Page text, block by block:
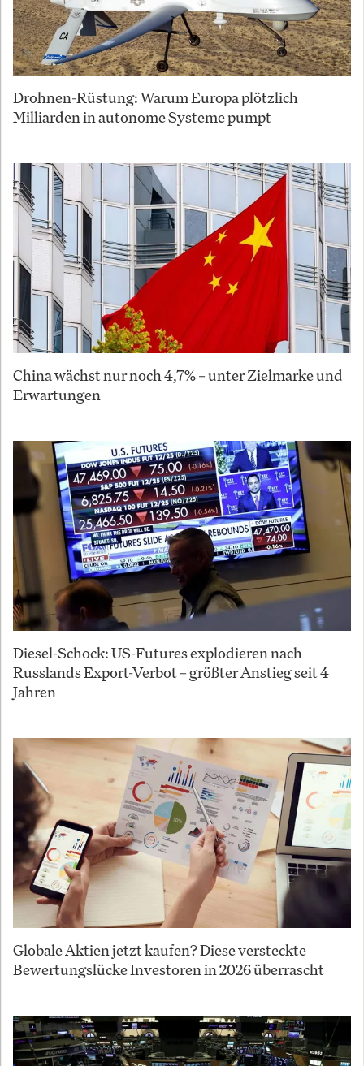
Drohnen-Rüstung: Warum Europa plötzlich
Milliarden in autonome Systeme pumpt
China wächst nur noch 4,7% – unter Zielmarke und
Erwartungen
Diesel-Schock: US-Futures explodieren nach
Russlands Export-Verbot – größter Anstieg seit 4
Jahren
Globale Aktien jetzt kaufen? Diese versteckte
Bewertungslücke Investoren in 2026 überrascht